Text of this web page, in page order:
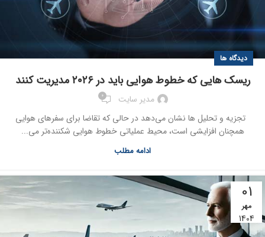
دیدگاه ها
ریسک هایی که خطوط هوایی باید در ۲۰۲۶ مدیریت کنند
مدیر سایت 0
تجزیه و تحلیل ها نشان می‌دهد در حالی که تقاضا برای سفرهای هوایی
همچنان افزایشی است، محیط عملیاتی خطوط هوایی شکننده‌تر می...
ادامه مطلب
01
مهر
1404